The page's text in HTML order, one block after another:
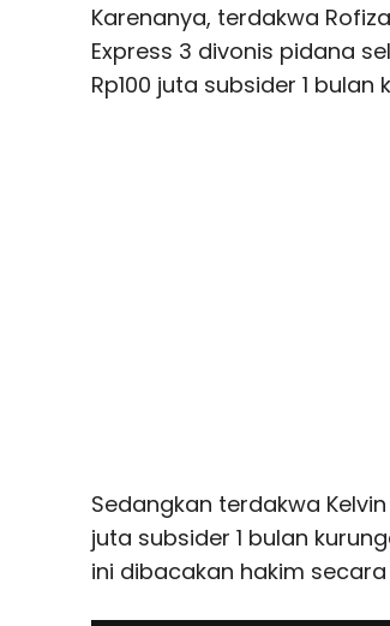
Karenanya, terdakwa
Express 3 divonis pidana
Rp100 juta subsider 1 bulan
Sedangkan terdakwa
juta subsider 1 bulan
ini dibacakan hakim